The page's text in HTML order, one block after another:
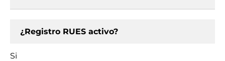
¿Registro RUES activo?
Si